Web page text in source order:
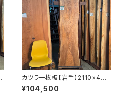
カツラ一枚板【岩手】2110×440
~560×35㎜【オイル塗装 仕上
げ済み】
¥104,500